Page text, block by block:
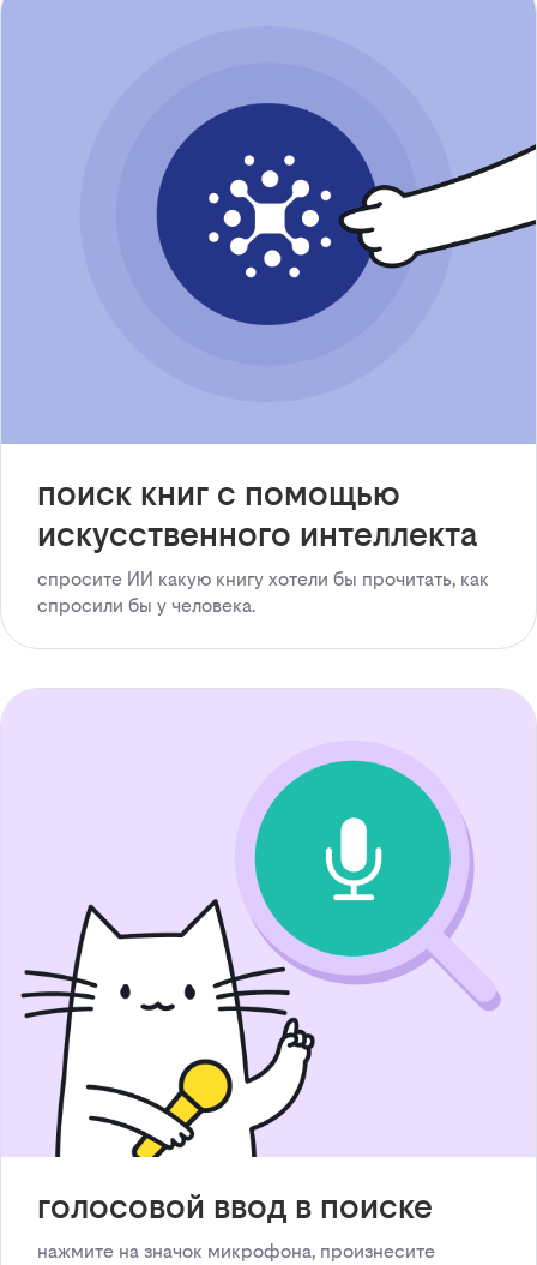
поиск книг с помощью
искусственного интеллекта
спросите ИИ какую книгу хотели бы прочитать, как
спросили бы у человека.
голосовой ввод в поиске
нажмите на значок микрофона, произнесите